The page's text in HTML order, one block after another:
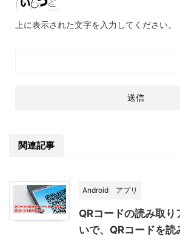
上に表示された文字を入力してください。
関連記事
Android アプリ
QRコードの読み取
いで、QRコードを読